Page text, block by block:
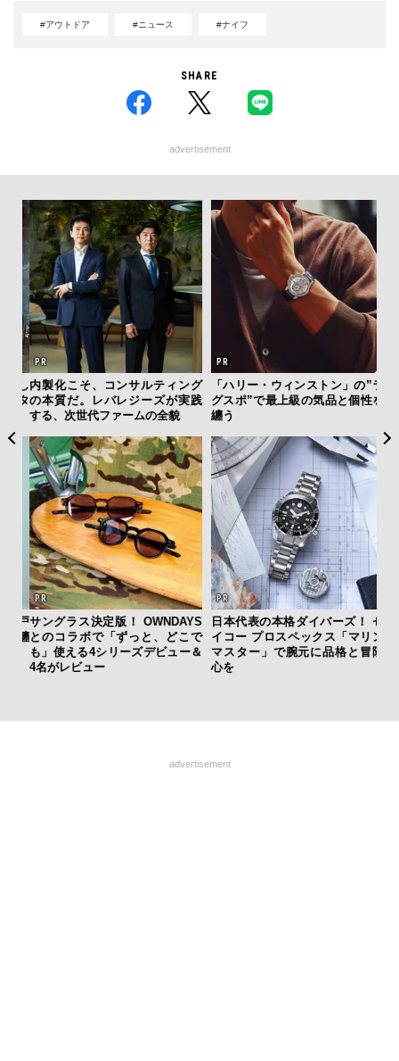
#アウトドア #ニュース #ナイフ
SHARE
advertisement
内製化こそ、コンサルティング
の本質だ。レバレジーズが実践
する、次世代ファームの全貌
「ハリー・ウィンストン」の”ラ
グスポ”で最上級の気品と個性を
纏う
サングラス決定版！ OWNDAYS
とのコラボで「ずっと、どこで
も」使える4シリーズデビュー＆
4名がレビュー
日本代表の本格ダイバーズ！ セ
イコー プロスペックス「マリン
マスター」で腕元に品格と冒険
心を
店
advertisement